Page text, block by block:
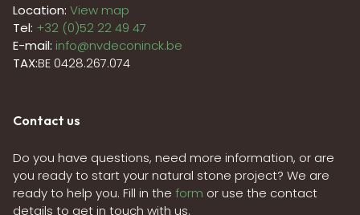
Location: View map
Tel: +32 (0)52 22 49 47
E-mail: info@nvdeconinck.be
TAX:BE 0428.267.074
Contact us
Do you have questions, need more information, or are
you ready to start your natural stone project? We are
ready to help you. Fill in the form or use the contact
details to get in touch with us.